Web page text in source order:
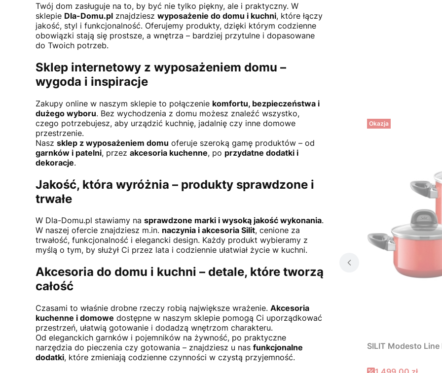
Twój dom zasługuje na to, by być nie tylko piękny, ale i praktyczny. W
sklepie Dla-Domu.pl znajdziesz wyposażenie do domu i kuchni, które łączy
jakość, styl i funkcjonalność. Oferujemy produkty, dzięki którym codzienne
obowiązki stają się prostsze, a wnętrza – bardziej przytulne i dopasowane
do Twoich potrzeb.
Sklep internetowy z wyposażeniem domu –
wygoda i inspiracje
Zakupy online w naszym sklepie to połączenie komfortu, bezpieczeństwa i
dużego wyboru. Bez wychodzenia z domu możesz znaleźć wszystko,
czego potrzebujesz, aby urządzić kuchnię, jadalnię czy inne domowe
przestrzenie.
Nasz sklep z wyposażeniem domu oferuje szeroką gamę produktów – od
garnków i patelni, przez akcesoria kuchenne, po przydatne dodatki i
dekoracje.
Jakość, która wyróżnia – produkty sprawdzone i
trwałe
W Dla-Domu.pl stawiamy na sprawdzone marki i wysoką jakość wykonania.
W naszej ofercie znajdziesz m.in. naczynia i akcesoria Silit, cenione za
trwałość, funkcjonalność i elegancki design. Każdy produkt wybieramy z
myślą o tym, by służył Ci przez lata i codziennie ułatwiał życie w kuchni.
Akcesoria do domu i kuchni – detale, które tworzą
całość
Czasami to właśnie drobne rzeczy robią największe wrażenie. Akcesoria
kuchenne i domowe dostępne w naszym sklepie pomogą Ci uporządkować
przestrzeń, ułatwią gotowanie i dodadzą wnętrzom charakteru.
Od eleganckich garnków i pojemników na żywność, po praktyczne
narzędzia do pieczenia czy gotowania – znajdziesz u nas funkcjonalne
dodatki, które zmieniają codzienne czynności w czystą przyjemność.
Okazja
SILIT Modesto